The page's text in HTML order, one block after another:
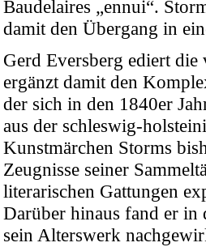
Baudelaires „ennui“.
damit den Übergang in
Gerd Eversberg ediert
ergänzt damit den
der sich in den 1840er
aus der schleswig-
Kunstmärchen Storms
Zeugnisse seiner
literarischen Gattungen
Darüber hinaus fand er in
sein Alterswerk